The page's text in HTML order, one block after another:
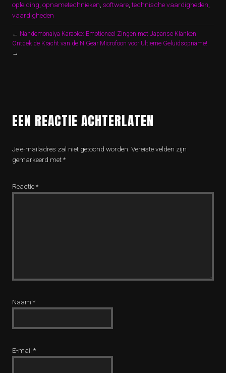
opleiding opnametechnieken software ,technische vaardigheden
vaardigheden
← Nandemonaiya Karaoke: Emotioneel Zingen met Japanse Klanken
Ontdek de Kracht van de N Gear Microfoon voor Ultieme Geluidsopname!
→
EEN REACTIE ACHTERLATEN
Je e-mailadres zal niet getoond worden. Vereiste velden zijn
gemarkeerd met*
Reactie*
Naam *
E-mail *